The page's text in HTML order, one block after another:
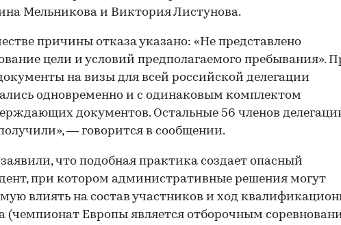
Мельникова и Виктория Листунова.
причины отказа указано: «Не представлено
цели и условий предполагаемого пребывания».
на визы для всей российской делегации
одновременно и с одинаковым комплектом
документов. Остальные 56 членов
— говорится в сообщении.
что подобная практика создает опасный
при котором административные решения могут
влиять на состав участников и ход
(чемпионат Европы является отборочным